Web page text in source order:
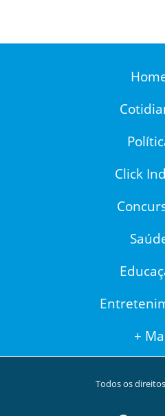
Click
+
Todos os